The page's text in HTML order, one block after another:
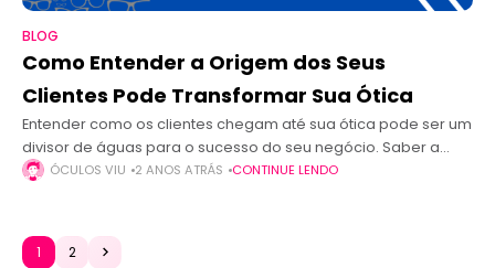
BLOG
Como Entender a Origem dos Seus
Clientes Pode Transformar Sua Ótica
Entender como os clientes chegam até sua ótica pode ser um
divisor de águas para o sucesso do seu negócio. Saber a
origem dos clientes não apenas ajuda a otimizar
ÓCULOS VIU 2 ANOS ATRÁS CONTINUE LENDO
1 2